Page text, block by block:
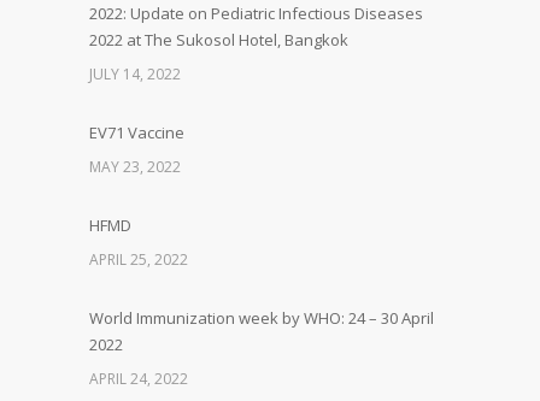
2022: Update on Pediatric Infectious Diseases
2022 at The Sukosol Hotel, Bangkok
JULY 14, 2022
EV71 Vaccine
MAY 23, 2022
HFMD
APRIL 25, 2022
World Immunization week by WHO: 24 – 30 April
2022
APRIL 24, 2022